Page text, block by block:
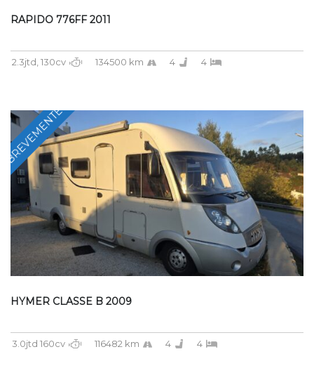
RAPIDO 776FF 2011
2.3jtd, 130cv 134500 km 4 4
BREVEMENTE
HYMER CLASSE B 2009
3.0jtd 160cv 116482 km 4 4